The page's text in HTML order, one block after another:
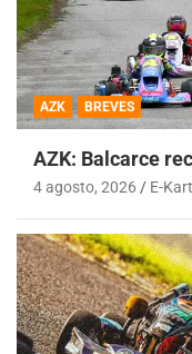
AZK BREVES
AZK: Balcarce
4 agosto, 2026 E-Kart